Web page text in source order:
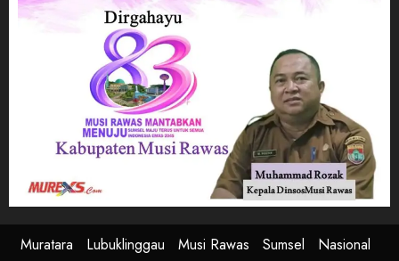
Muratara Lubuklinggau Musi Rawas Sumsel Nasional